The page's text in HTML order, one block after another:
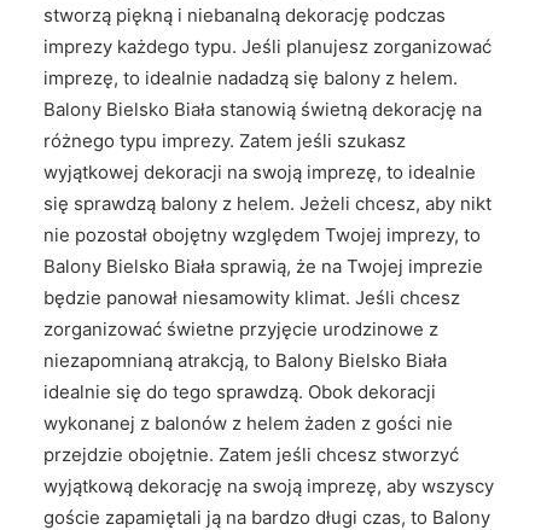
stworzą piękną i niebanalną dekorację podczas
imprezy każdego typu. Jeśli planujesz zorganizować
imprezę, to idealnie nadadzą się balony z helem.
Balony Bielsko Biała stanowią świetną dekorację na
różnego typu imprezy. Zatem jeśli szukasz
wyjątkowej dekoracji na swoją imprezę, to idealnie
się sprawdzą balony z helem. Jeżeli chcesz, aby nikt
nie pozostał obojętny względem Twojej imprezy, to
Balony Bielsko Biała sprawią, że na Twojej imprezie
będzie panował niesamowity klimat. Jeśli chcesz
zorganizować świetne przyjęcie urodzinowe z
niezapomnianą atrakcją, to Balony Bielsko Biała
idealnie się do tego sprawdzą. Obok dekoracji
wykonanej z balonów z helem żaden z gości nie
przejdzie obojętnie. Zatem jeśli chcesz stworzyć
wyjątkową dekorację na swoją imprezę, aby wszyscy
goście zapamiętali ją na bardzo długi czas, to Balony